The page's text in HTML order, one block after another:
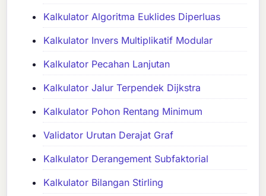
Kalkulator Algoritma Euklides Diperluas
Kalkulator Invers Multiplikatif Modular
Kalkulator Pecahan Lanjutan
Kalkulator Jalur Terpendek Dijkstra
Kalkulator Pohon Rentang Minimum
Validator Urutan Derajat Graf
Kalkulator Derangement Subfaktorial
Kalkulator Bilangan Stirling